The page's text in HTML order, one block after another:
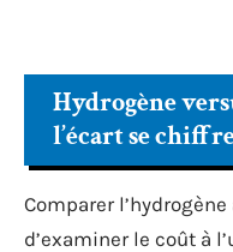
Hydrogène
l’écart se
Comparer
d’examiner le coût à